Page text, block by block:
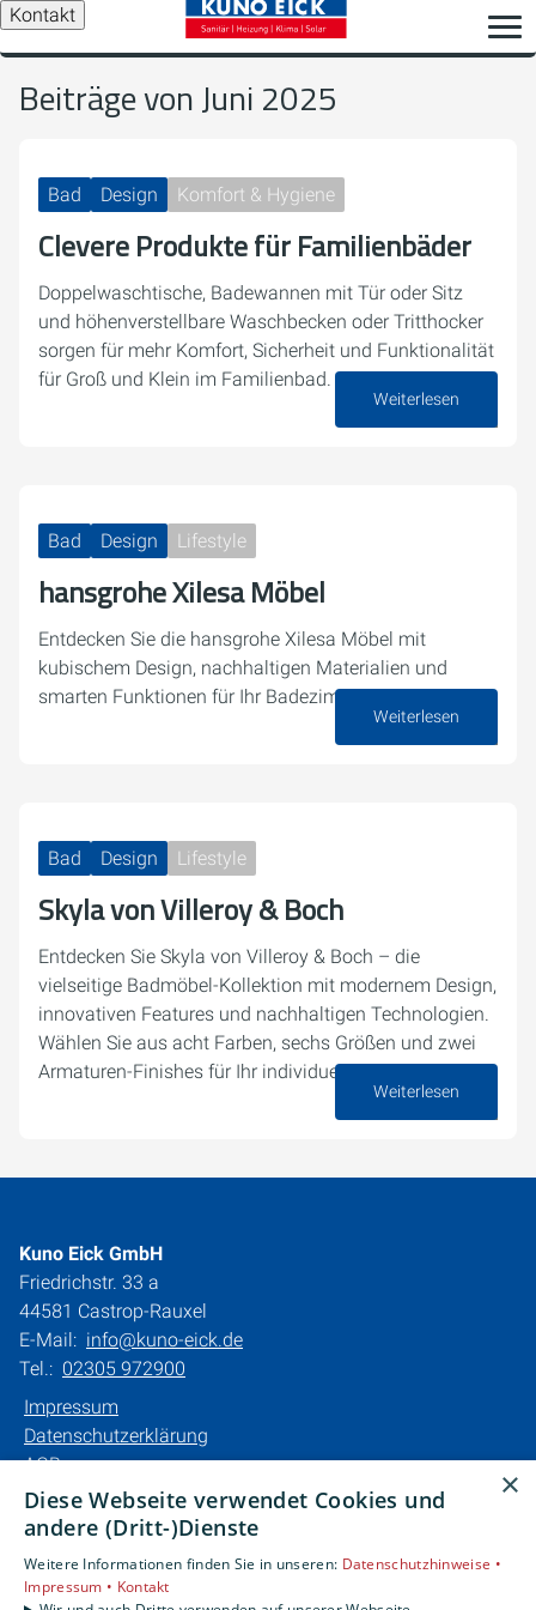
Kontakt
Beiträge von Juni 2025
Bad Design Komfort & Hygiene
Clevere Produkte für Familienbäder
Doppelwaschtische, Badewannen mit Tür oder Sitz
und höhenverstellbare Waschbecken oder Tritthocker
sorgen für mehr Komfort, Sicherheit und Funktionalität
für Groß und Klein im Familienbad.
Weiterlesen
Bad Design Lifestyle
hansgrohe Xilesa Möbel
Entdecken Sie die hansgrohe Xilesa Möbel mit
kubischem Design, nachhaltigen Materialien und
smarten Funktionen für Ihr Badezimme
Weiterlesen
Bad Design Lifestyle
Skyla von Villeroy & Boch
Entdecken Sie Skyla von Villeroy & Boch – die
vielseitige Badmöbel-Kollektion mit modernem Design,
innovativen Features und nachhaltigen Technologien.
Wählen Sie aus acht Farben, sechs Größen und zwei
Armaturen-Finishes für Ihr individuelles…
Weiterlesen
Kuno Eick GmbH
Friedrichstr. 33 a
44581 Castrop-Rauxel
E-Mail: info@kuno-eick.de
Tel.: 02305 972900
Impressum
Datenschutzerklärung
AGB
Barrierefreiheitserklärung
Privatkunden
×
Diese Webseite verwendet Cookies und
andere (Dritt-)Dienste
Weitere Informationen finden Sie in unseren: Datenschutzhinweise •
Impressum • Kontakt